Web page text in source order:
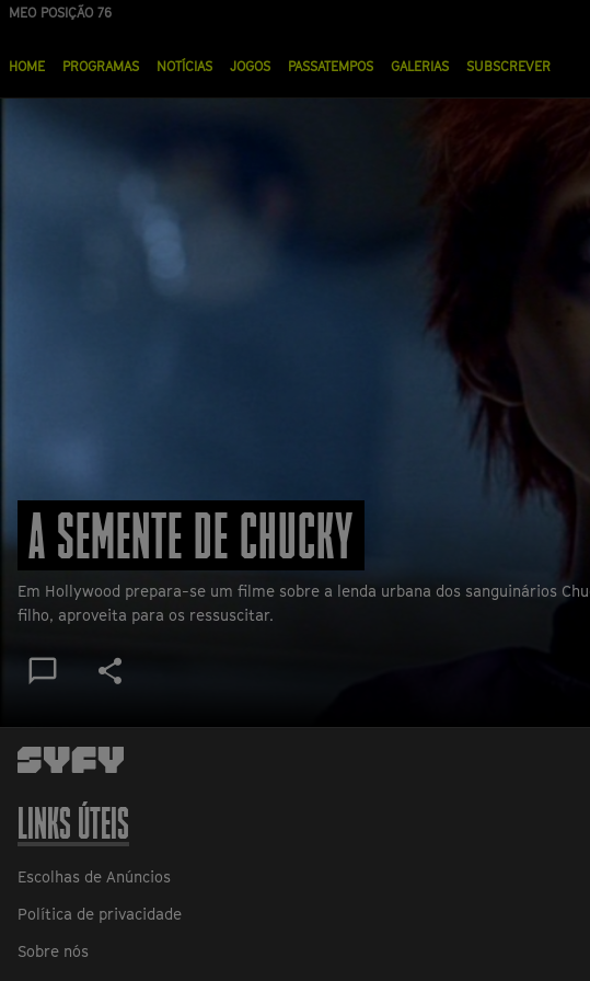
Passar
MEO POSIÇÃO 76
NOS POSIÇÃO 90
principal
HOME PROGRAMAS NOTÍCIAS JOGOS PASSATEMPOS GALERIAS SUBSCREVER
A SEMENTE DE CHUCKY
Em Hollywood prepara-se um filme sobre a lenda urbana dos sanguinários
filho, aproveita para os ressuscitar.
Ver
comentários
Twitter
Facebook
LINKS ÚTEIS
Escolhas de Anúncios
Política de privacidade
Sobre nós